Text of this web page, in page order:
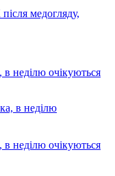
медогляду,
в неділю очікуються
в неділю очікуються